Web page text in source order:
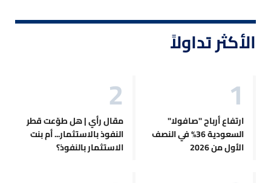
الأكثر تداولاً
ارتفاع أرباح "صافولا"
السعودية 36% في النصف
الأول من 2026
مقال رأي | هل طوّعت قطر
النفوذ بالاستثمار... أم بنت
الاستثمار بالنفوذ؟